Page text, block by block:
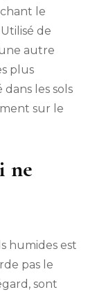
le
de
autre
plus
les sols
sur le
ne
humides est
pas le
sont